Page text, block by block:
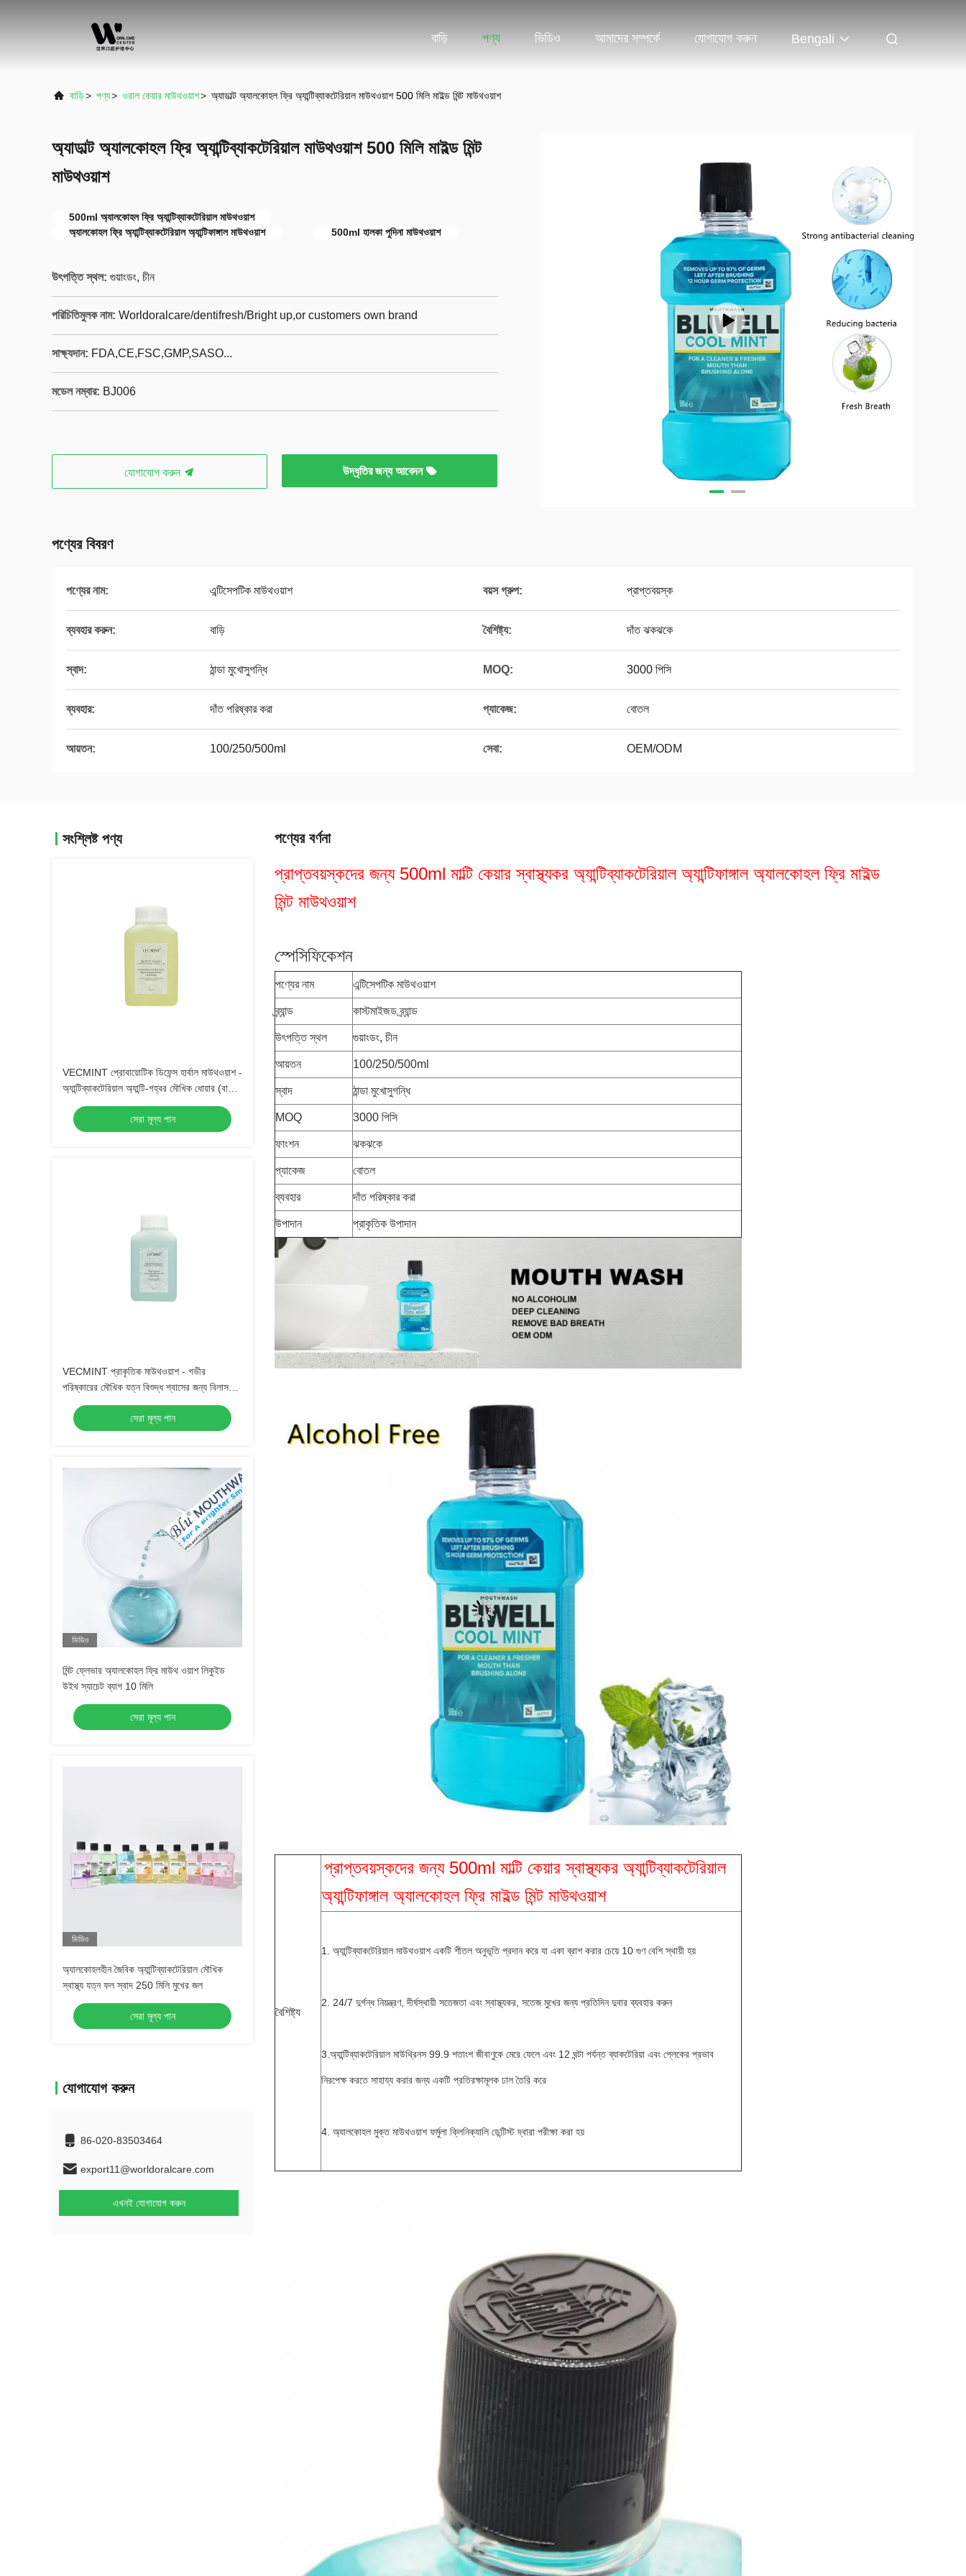
বাড়ি পণ্য ভিডিও আমাদের সম্পর্কে যোগাযোগ করুন Bengali
বাড়ি> পণ্য> ওরাল কেয়ার মাউথওয়াশ> অ্যাডাল্ট অ্যালকোহল ফ্রি অ্যান্টিব্যাকটেরিয়াল মাউথওয়াশ 500 মিলি মাইল্ড মিন্ট মাউথওয়াশ
অ্যাডাল্ট অ্যালকোহল ফ্রি অ্যান্টিব্যাকটেরিয়াল মাউথওয়াশ 500 মিলি মাইল্ড মিন্ট
মাউথওয়াশ
500ml অ্যালকোহল ফ্রি অ্যান্টিব্যাকটেরিয়াল মাউথওয়াশ
অ্যালকোহল ফ্রি অ্যান্টিব্যাকটেরিয়াল অ্যান্টিফাঙ্গাল মাউথওয়াশ
500ml হালকা পুদিনা মাউথওয়াশ
উৎপত্তি স্থল: গুয়াংডং, চীন
পরিচিতিমুলক নাম: Worldoralcare/dentifresh/Bright up,or customers own brand
সাক্ষ্যদান: FDA,CE,FSC,GMP,SASO...
মডেল নম্বার: BJ006
যোগাযোগ করুন উদ্ধৃতির জন্য আবেদন
পণ্যের বিবরণ
পণ্যের নাম: এন্টিসেপটিক মাউথওয়াশ বয়স গ্রুপ: প্রাপ্তবয়স্ক
ব্যবহার করুন: বাড়ি বৈশিষ্ট্য: দাঁত ঝকঝকে
স্বাদ: ঠান্ডা মুখোসুগন্ধি MOQ: 3000 পিসি
ব্যবহার: দাঁত পরিষ্কার করা প্যাকেজ: বোতল
আয়তন: 100/250/500ml সেবা: OEM/ODM
সংশ্লিষ্ট পণ্য
VECMINT প্রোবায়োটিক ডিফেন্স হার্বাল মাউথওয়াশ -
অ্যান্টিব্যাকটেরিয়াল অ্যান্টি-গহ্বর মৌখিক ধোয়ার (বালান্স
ব্যাকটেরিয়াল ফ্লোরা এবং তাজা শ্বাস) 500 মিলি
বাল্ক পাইকারি
সেরা মূল্য পান
VECMINT প্রাকৃতিক মাউথওয়াশ - গভীর
পরিষ্কারের মৌখিক যত্ন বিশুদ্ধ শ্বাসের জন্য বিলাসবহুল
উদ্ভিদ প্রসাধনী তেল দিয়ে ধুয়ে ফেলুন 500 মিলি
সেরা মূল্য পান
ভিডিও
মিন্ট ফ্লেভার অ্যালকোহল ফ্রি মাউথ ওয়াশ লিকুইড
উইথ স্যাচেট ব্যাগ 10 মিলি
সেরা মূল্য পান
ভিডিও
অ্যালকোহলহীন জৈবিক অ্যান্টিব্যাকটেরিয়াল মৌখিক
স্বাস্থ্য যত্ন ফল স্বাদ 250 মিলি মুখের জল
সেরা মূল্য পান
যোগাযোগ করুন
86-020-83503464
export11@worldoralcare.com
এখনই যোগাযোগ করুন
পণ্যের বর্ণনা
প্রাপ্তবয়স্কদের জন্য 500ml মাল্টি কেয়ার স্বাস্থ্যকর অ্যান্টিব্যাকটেরিয়াল অ্যান্টিফাঙ্গাল অ্যালকোহল ফ্রি মাইল্ড
মিন্ট মাউথওয়াশ
স্পেসিফিকেশন
পণ্যের নাম এন্টিসেপটিক মাউথওয়াশ
ব্র্যান্ড কাস্টমাইজড ব্র্যান্ড
উৎপত্তি স্থল গুয়াংডং, চীন
আয়তন 100/250/500ml
স্বাদ ঠান্ডা মুখোসুগন্ধি
MOQ 3000 পিসি
ফাংশন ঝকঝকে
প্যাকেজ বোতল
ব্যবহার দাঁত পরিষ্কার করা
উপাদান প্রাকৃতিক উপাদান
বৈশিষ্ট্য
প্রাপ্তবয়স্কদের জন্য 500ml মাল্টি কেয়ার স্বাস্থ্যকর অ্যান্টিব্যাকটেরিয়াল
অ্যান্টিফাঙ্গাল অ্যালকোহল ফ্রি মাইল্ড মিন্ট মাউথওয়াশ
1. অ্যান্টিব্যাকটেরিয়াল মাউথওয়াশ একটি শীতল অনুভূতি প্রদান করে যা একা ব্রাশ করার চেয়ে 10 গুণ বেশি স্থায়ী হয়
2. 24/7 দুর্গন্ধ নিয়ন্ত্রণ, দীর্ঘস্থায়ী সতেজতা এবং স্বাস্থ্যকর, সতেজ মুখের জন্য প্রতিদিন দুবার ব্যবহার করুন
3.অ্যান্টিব্যাকটেরিয়াল মাউথ্রিনস 99.9 শতাংশ জীবাণুকে মেরে ফেলে এবং 12 ঘন্টা পর্যন্ত ব্যাকটেরিয়া এবং প্লেকের প্রভাব
নিরপেক্ষ করতে সাহায্য করার জন্য একটি প্রতিরক্ষামূলক ঢাল তৈরি করে
4. অ্যালকোহল মুক্ত মাউথওয়াশ ফর্মুলা ক্লিনিক্যালি ডেন্টিস্ট দ্বারা পরীক্ষা করা হয়